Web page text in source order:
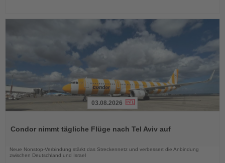
die
03.08.2026
Condor nimmt tägliche Flüge nach Tel Aviv auf
Neue Nonstop-Verbindung stärkt das Streckennetz und verbessert die Anbindung
zwischen Deutschland und Israel